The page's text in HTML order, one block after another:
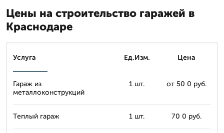
Цены на строительство гаражей в
Краснодаре
Услуга Ед.Изм. Цена
Гараж из
металлоконструкций
1 шт. от 50 0 руб.
Теплый гараж 1 шт. 70 0 руб.